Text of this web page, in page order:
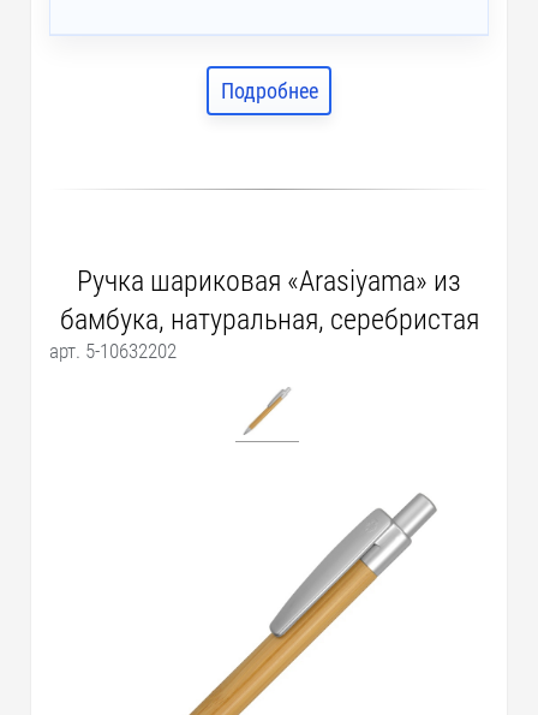
Подробнее
Ручка шариковая «Arasiyama» из
бамбука, натуральная, серебристая
арт. 5-10632202